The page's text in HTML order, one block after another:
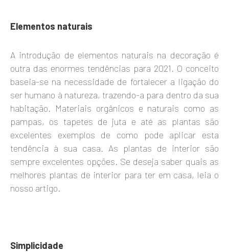
Elementos naturais
A introdução de elementos naturais na decoração é
outra das enormes tendências para 2021. O conceito
baseia-se na necessidade de fortalecer a ligação do
ser humano à natureza, trazendo-a para dentro da sua
habitação. Materiais orgânicos e naturais como as
pampas, os tapetes de juta e até as plantas são
excelentes exemplos de como pode aplicar esta
tendência à sua casa. As plantas de interior são
sempre excelentes opções. Se deseja saber quais as
melhores plantas de interior para ter em casa, leia o
nosso artigo.
Simplicidade